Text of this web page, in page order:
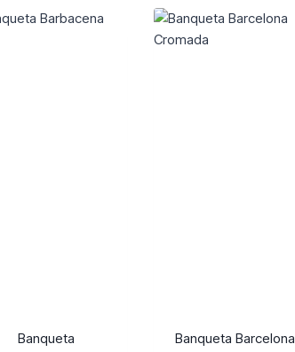
Banqueta
Banqueta Barcelona